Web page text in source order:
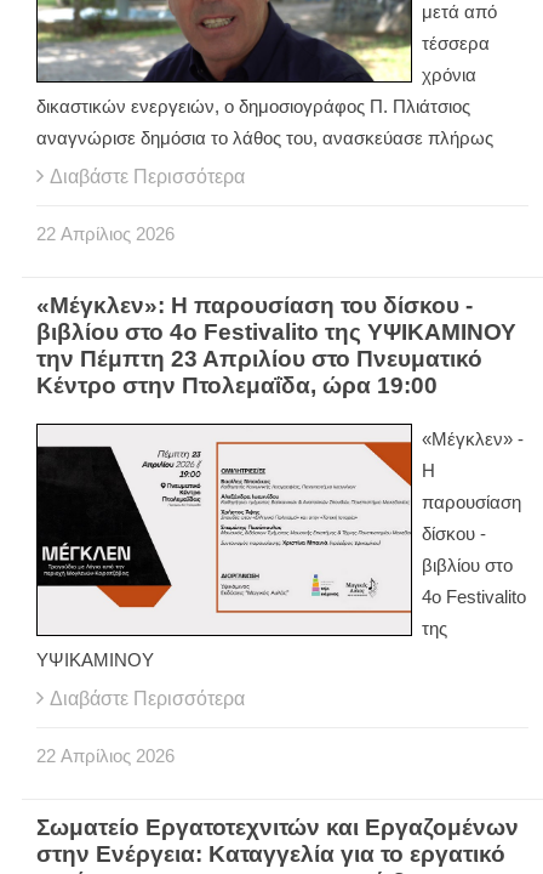
μετά από
τέσσερα
χρόνια
δικαστικών ενεργειών, ο δημοσιογράφος Π. Πλιάτσιος
αναγνώρισε δημόσια το λάθος του, ανασκεύασε πλήρως
Διαβάστε Περισσότερα
22 Απρίλιος 2026
«Μέγκλεν»: Η παρουσίαση του δίσκου -
βιβλίου στο 4ο Festivalito της ΥΨΙΚΑΜΙΝΟΥ
την Πέμπτη 23 Απριλίου στο Πνευματικό
Κέντρο στην Πτολεμαΐδα, ώρα 19:00
«Μέγκλεν» -
Η
παρουσίαση
δίσκου -
βιβλίου στο
4ο Festivalito
της
ΥΨΙΚΑΜΙΝΟΥ
Διαβάστε Περισσότερα
22 Απρίλιος 2026
Σωματείο Εργατοτεχνιτών και Εργαζομένων
στην Ενέργεια: Καταγγελία για το εργατικό